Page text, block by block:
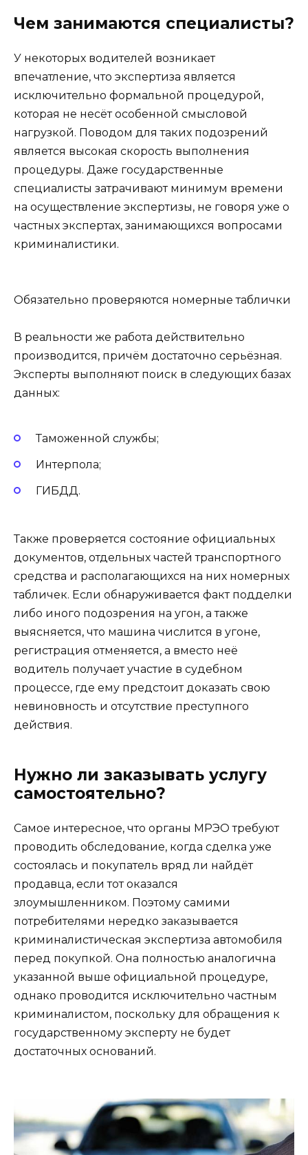
Чем занимаются специалисты?
У некоторых водителей возникает
впечатление, что экспертиза является
исключительно формальной процедурой,
которая не несёт особенной смысловой
нагрузкой. Поводом для таких подозрений
является высокая скорость выполнения
процедуры. Даже государственные
специалисты затрачивают минимум времени
на осуществление экспертизы, не говоря уже о
частных экспертах, занимающихся вопросами
криминалистики.
Обязательно проверяются номерные таблички
В реальности же работа действительно
производится, причём достаточно серьёзная.
Эксперты выполняют поиск в следующих базах
данных:
Таможенной службы;
Интерпола;
ГИБДД.
Также проверяется состояние официальных
документов, отдельных частей транспортного
средства и располагающихся на них номерных
табличек. Если обнаруживается факт подделки
либо иного подозрения на угон, а также
выясняется, что машина числится в угоне,
регистрация отменяется, а вместо неё
водитель получает участие в судебном
процессе, где ему предстоит доказать свою
невиновность и отсутствие преступного
действия.
Нужно ли заказывать услугу
самостоятельно?
Самое интересное, что органы МРЭО требуют
проводить обследование, когда сделка уже
состоялась и покупатель вряд ли найдёт
продавца, если тот оказался
злоумышленником. Поэтому самими
потребителями нередко заказывается
криминалистическая экспертиза автомобиля
перед покупкой. Она полностью аналогична
указанной выше официальной процедуре,
однако проводится исключительно частным
криминалистом, поскольку для обращения к
государственному эксперту не будет
достаточных оснований.